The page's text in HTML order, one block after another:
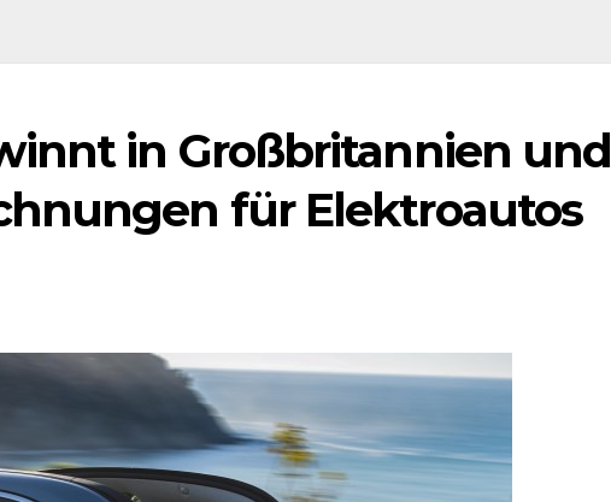
in Großbritannien und
für Elektroautos